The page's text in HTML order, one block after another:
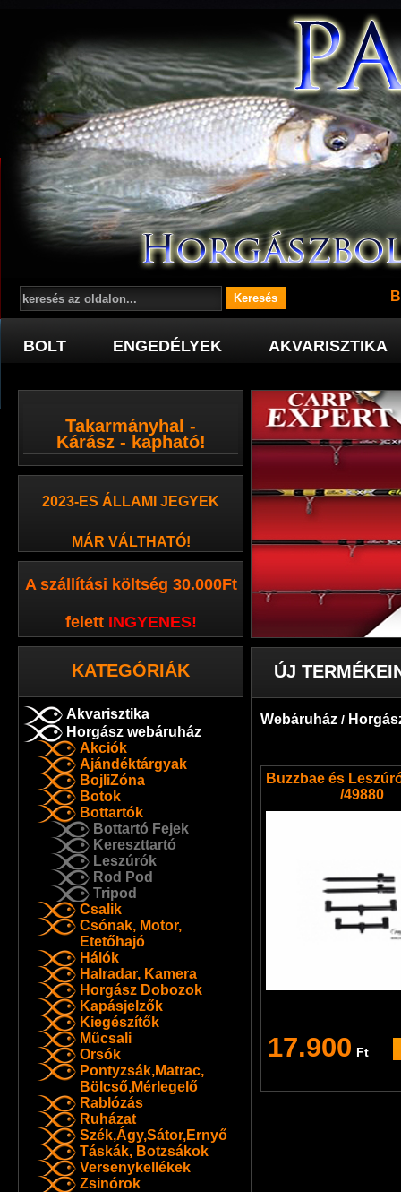
BOLT ENGEDÉLYEK AKVARISZTIKA
Takarmányhal -
Kárász - kapható!
2023-ES ÁLLAMI JEGYEK
MÁR VÁLTHATÓ!
A szállítási költség 30.000Ft
felett INGYENES!
KATEGÓRIÁK
Akvarisztika
Horgász webáruház
Akciók
Ajándéktárgyak
BojliZóna
Botok
Bottartók
Bottartó Fejek
Kereszttartó
Leszúrók
Rod Pod
Tripod
Csalik
Csónak, Motor,
Etetőhajó
Hálók
Halradar, Kamera
Horgász Dobozok
Kapásjelzők
Kiegészítők
Műcsali
Orsók
Pontyzsák,Matrac,
Bölcső,Mérlegelő
Rablózás
Ruházat
Szék,Ágy,Sátor,Ernyő
Táskák, Botzsákok
Versenykellékek
Zsinórok
ÚJ
Webáruház /
Buzzbae és
/49880
17.900 Ft